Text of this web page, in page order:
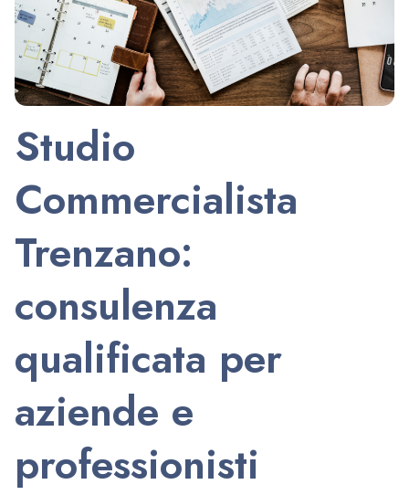
Studio
Commercialista
Trenzano:
consulenza
qualificata per
aziende e
professionisti